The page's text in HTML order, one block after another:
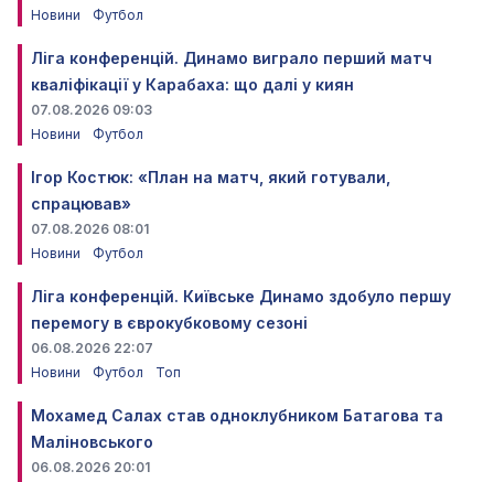
Новини
Футбол
Ліга конференцій. Динамо виграло перший матч
кваліфікації у Карабаха: що далі у киян
07.08.2026 09:03
Новини
Футбол
Ігор Костюк: «План на матч, який готували,
спрацював»
07.08.2026 08:01
Новини
Футбол
Ліга конференцій. Київське Динамо здобуло першу
перемогу в єврокубковому сезоні
06.08.2026 22:07
Новини
Футбол Топ
Мохамед Салах став одноклубником Батагова та
Маліновського
06.08.2026 20:01